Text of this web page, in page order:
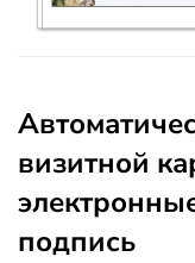
визитной
подпись